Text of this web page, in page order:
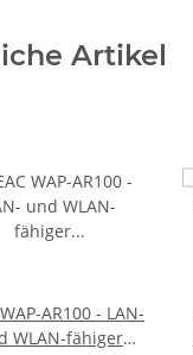
Artikel
AR100 - LAN-
WLAN-fähiger